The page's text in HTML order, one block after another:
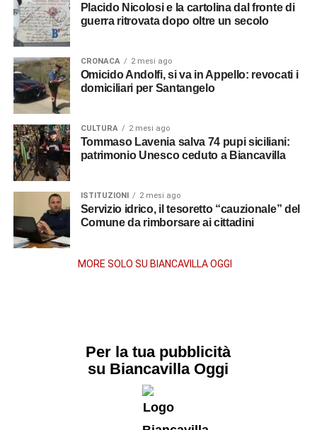
Placido Nicolosi e la cartolina dal fronte di
guerra ritrovata dopo oltre un secolo
CRONACA 2 mesi ago
Omicido Andolfi, si va in Appello: revocati i
domiciliari per Santangelo
CULTURA 2 mesi ago
Tommaso Lavenia salva 74 pupi siciliani:
patrimonio Unesco ceduto a Biancavilla
ISTITUZIONI 2 mesi ago
Servizio idrico, il tesoretto “cauzionale” del
Comune da rimborsare ai cittadini
MORE SOLO SU BIANCAVILLA OGGI
Per la tua pubblicità
su Biancavilla Oggi